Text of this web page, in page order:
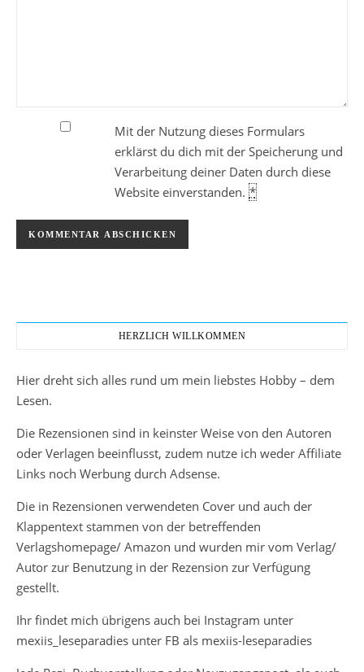
Mit der Nutzung dieses Formulars
erklärst du dich mit der Speicherung und
Verarbeitung deiner Daten durch diese
Website einverstanden. *
HERZLICH WILLKOMMEN
Hier dreht sich alles rund um mein liebstes Hobby – dem
Lesen.
Die Rezensionen sind in keinster Weise von den Autoren
oder Verlagen beeinflusst, zudem nutze ich weder Affiliate
Links noch Werbung durch Adsense.
Die in Rezensionen verwendeten Cover und auch der
Klappentext stammen von der betreffenden
Verlagshomepage/ Amazon und wurden mir vom Verlag/
Autor zur Benutzung in der Rezension zur Verfügung
gestellt.
Ihr findet mich übrigens auch bei Instagram unter
mexiis_leseparadies unter FB als mexiis-leseparadies